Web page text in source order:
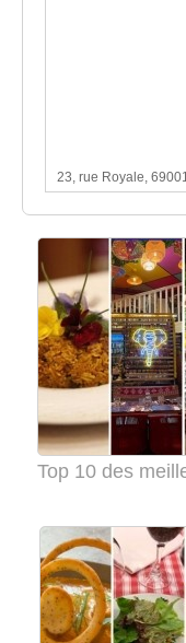
23, rue Royale,
Top 10 des